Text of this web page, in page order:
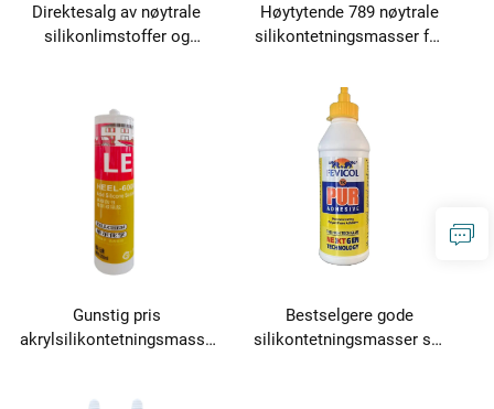
Direktesalg av nøytrale
silikonlimstoffer og
Høytytende 789 nøytrale
silikontetningsmasser for
Gunstig pris
akrylsilikontetningsmasse
Bestselgere gode
silikontetningsmasser sur